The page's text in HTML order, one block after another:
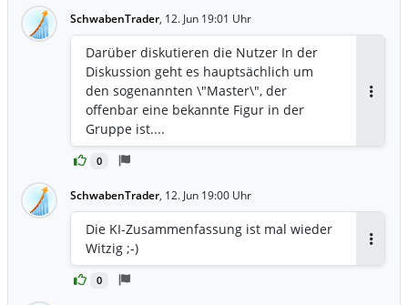
Titel auch im Xetra-Handel klar im Plus.
￼ Intel Corp., US4581401001
Verantwortlich: ad hoc news
Fachredaktion Unternehmen & Analysen.
Vor der Veroeffentlichung am 12.06.2026,
16:05:46 Uhr geprueft. Details
im Impressum. Die Intel Corp.-Aktie steht
zum Wochenschluss klar im Fokus der
Einstufung für den Chipkonzern nach
jahrelanger Skepsis gleich um zwei
Stufen von "Underperform" auf "Buy"
angehoben und das Kursziel von 96 auf
135 US-Dollar erhöht. Beim jüngsten US-
SchwabenTrader, 12. Jun 19:01 Uhr
0
Darüber diskutieren die Nutzer In der
Diskussion geht es hauptsächlich um
den sogenannten \"Master\", der
offenbar eine bekannte Figur in der
Gruppe ist....
SchwabenTrader, 12. Jun 19:00 Uhr
0
Die KI-Zusammenfassung ist mal wieder
Witzig ;-)